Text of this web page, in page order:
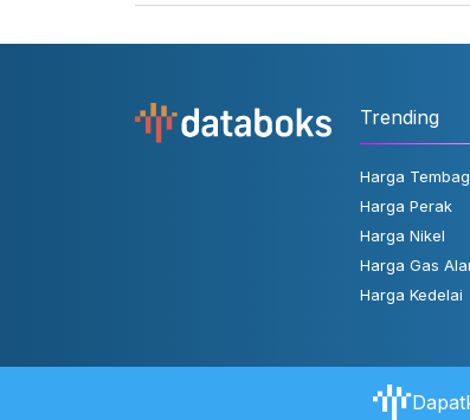
Trending
Harga
Harga Perak
Harga Nikel
Harga Gas
Harga Kedelai
Aturan Pengguna FAQ